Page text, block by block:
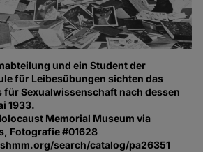
und ein Student der
für Leibesübungen sichten das
für Sexualwissenschaft nach dessen
1933.
Memorial Museum via
Fotografie #01628
search/catalog/pa26351